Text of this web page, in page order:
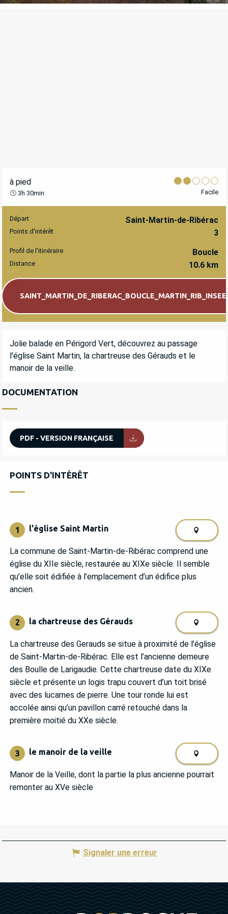
à pied
3h 30min Facile
INFORMATIONS PRATIQUES
Départ Saint-Martin-de-Ribérac
Points d'intérêt 3
Profil de l’itinéraire Boucle
Distance 10.6 km
Documentation
DESCRIPTION
Jolie balade en Périgord Vert, découvrez au passage
l'église Saint Martin, la chartreuse des Gérauds et le
manoir de la veille.
DOCUMENTATION
PDF - VERSION FRANÇAISE
POINTS D'INTÉRÊT
POINTS D'INTÉRÊT
1 l'église Saint Martin
La commune de Saint-Martin-de-Ribérac comprend une
église du XIIe siècle, restaurée au XIXe siècle. Il semble
qu’elle soit édifiée à l’emplacement d’un édifice plus
ancien.
2 la chartreuse des Gérauds
La chartreuse des Gerauds se situe à proximité de l’église
de Saint-Martin-de-Ribérac. Elle est l’ancienne demeure
des Boulle de Larigaudie. Cette chartreuse date du XIXe
siècle et présente un logis trapu couvert d’un toit brisé
avec des lucarnes de pierre. Une tour ronde lui est
accolée ainsi qu’un pavillon carré retouché dans la
première moitié du XXe siècle.
3 le manoir de la veille
Manoir de la Veille, dont la partie la plus ancienne pourrait
remonter au XVe siècle
Signaler une erreur